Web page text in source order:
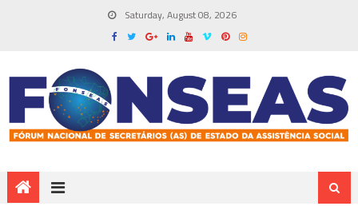
Saturday, August 08, 2026